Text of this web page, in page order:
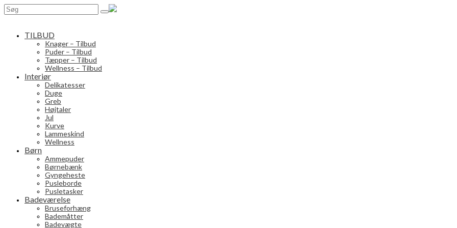
Search
for:
TILBUD
Knager – Tilbud
Puder – Tilbud
Tæpper – Tilbud
Wellness – Tilbud
Interiør
Delikatesser
Duge
Greb
Højtaler
Jul
Kurve
Lammeskind
Wellness
Børn
Ammepuder
Børnebænk
Gyngeheste
Pusleborde
Pusletasker
Badeværelse
Bruseforhæng
Bademåtter
Badevægte